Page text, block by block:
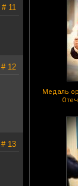
Медаль
# 11
# 12
# 13